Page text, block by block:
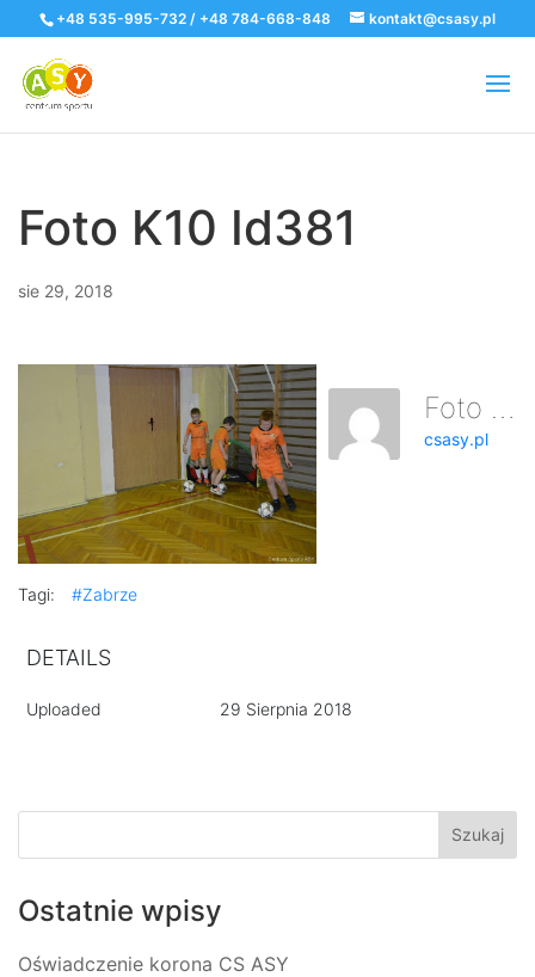
+48 535-995-732 / +48 784-668-848 kontakt@csasy.pl
Foto K10 Id381
sie 29, 2018
Foto K10 Id381
csasy.pl
Tagi: #Zabrze
DETAILS
Uploaded 29 Sierpnia 2018
Ostatnie wpisy
Oświadczenie korona CS ASY